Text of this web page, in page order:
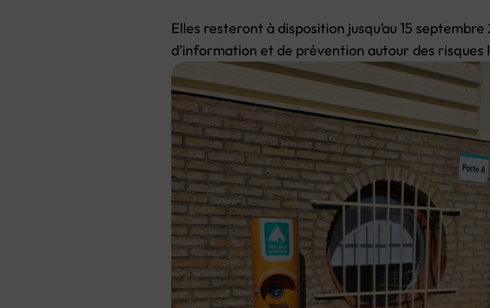
Elles resteront à disposition jusqu’au 15
d’information et de prévention autour des risques